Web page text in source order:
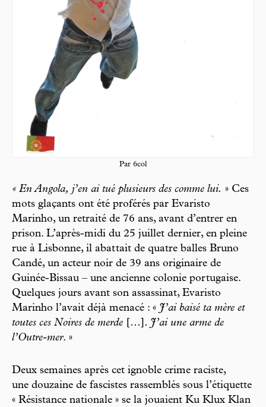
Par 6col
« En Angola, j’en ai tué plusieurs des comme lui. » Ces
mots glaçants ont été proférés par Evaristo
Marinho, un retraité de 76 ans, avant d’entrer en
prison. L’après-midi du 25 juillet dernier, en pleine
rue à Lisbonne, il abat tait de quatre balles Bruno
Candé, un acteur noir de 39 ans originaire de
Guinée-Bissau – une ancienne colonie portugaise.
Quelques jours avant son assassinat, Evaristo
Marinho l’avait déjà menacé : « J’ai baisé ta mère et
toutes ces Noires de merde
[…] . J’ai une arme de
l’Outre-mer. »
Deux semaines après cet ignoble crime raciste,
une douzaine de fascistes rassemblés sous l’étiquette
« Résistance nationale » se la jouaient Ku Klux Klan